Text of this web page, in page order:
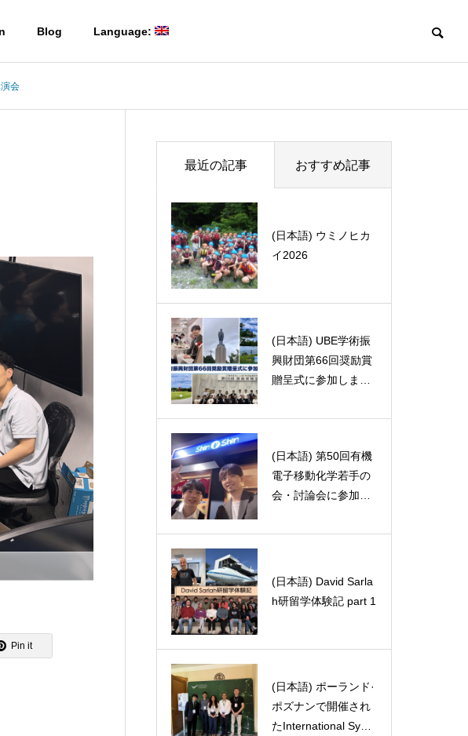
Blog Language:
Members
研究室メンバー
Collaboration
共同研究
molecules
。
molecules
革新的な分子をつくる。
回有機電子移動
・討論会に参加
(日本語) David Sarlah研留学
体験記 part 1
で開催された
会
Pin it
最近の記事 おすすめ記事
(日本語) ウミノヒカ
イ2026
(日本語) UBE学術振
興財団第66回奨励賞
贈呈式に参加しまし
(日本語) 第50回有機
電子移動化学若手の
会・討論会に参加し
(日本語) David Sarla
h研留学体験記 part 1
(日本語) ポーランド·
ポズナンで開催され
たInternational Symp
機合成 第五回成果報
告会に参加しまし
More friends gave e
(日本語) MIT留学体
験記Part1－ボストン
にある大学－
(日本語) 太田さんよ
うこそ！
(日本語) 日本化学会
第104春季年会に参
加しました！